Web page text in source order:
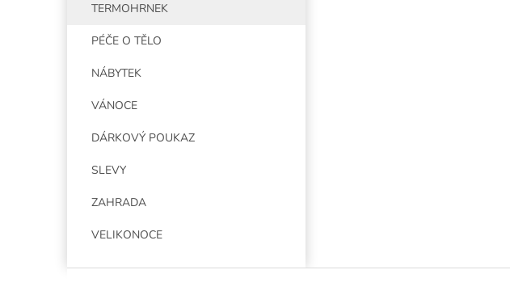
TERMOHRNEK
PÉČE O TĚLO
NÁBYTEK
VÁNOCE
DÁRKOVÝ POUKAZ
SLEVY
ZAHRADA
VELIKONOCE